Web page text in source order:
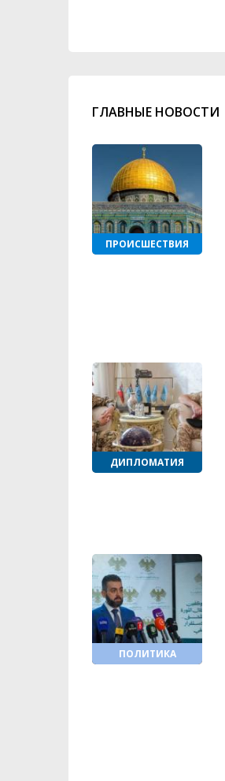
ГЛАВНЫЕ НОВОСТИ
ПРОИСШЕСТВИЯ
ДИПЛОМАТИЯ
ПОЛИТИКА